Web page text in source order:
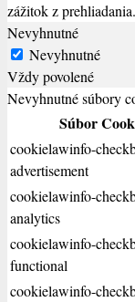
zážitok z prehliadania.
Nevyhnutné
Nevyhnutné
Vždy povolené
Nevyhnutné súbory
Súbor
cookielawinfo-
advertisement
cookielawinfo-
analytics
cookielawinfo-
functional
cookielawinfo-